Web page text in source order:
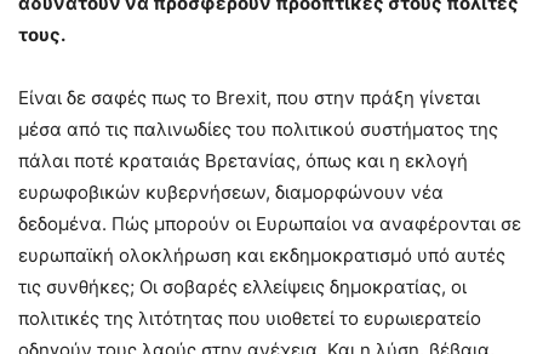
τους.
Είναι δε σαφές πως το Brexit, που στην πράξη γίνεται
μέσα από τις παλινωδίες του πολιτικού συστήματος της
πάλαι ποτέ κραταιάς Βρετανίας, όπως και η εκλογή
ευρωφοβικών κυβερνήσεων, διαμορφώνουν νέα
δεδομένα. Πώς μπορούν οι Ευρωπαίοι να αναφέρονται σε
ευρωπαϊκή ολοκλήρωση και εκδημοκρατισμό υπό αυτές
τις συνθήκες; Οι σοβαρές ελλείψεις δημοκρατίας, οι
πολιτικές της λιτότητας που υιοθετεί το ευρωιερατείο